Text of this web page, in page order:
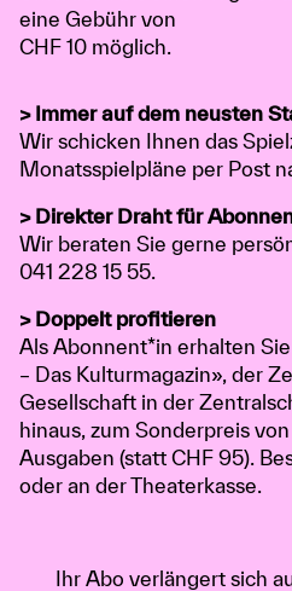
eine Gebühr von
CHF 10 möglich.
> Immer auf dem neusten
Wir schicken Ihnen das
Monatsspielpläne per Post
> Direkter Draht für
Wir beraten Sie gerne
041 228 15 55.
> Doppelt profitieren
Als Abonnent*in erhalten Sie
– Das Kulturmagazin», der
Gesellschaft in der
hinaus, zum Sonderpreis
Ausgaben (statt CHF 95).
oder an der Theaterkasse.
Ihr Abo verlängert sich